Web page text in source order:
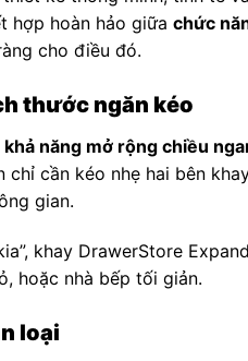
hợp hoàn hảo giữa chức
cho điều đó.
thước ngăn kéo
khả năng mở rộng chiều
cần kéo nhẹ hai bên
gian.
khay DrawerStore
hoặc nhà bếp tối giản.
loại